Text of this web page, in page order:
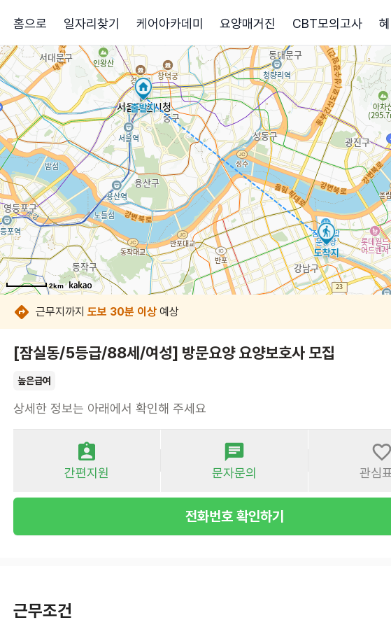
홈으로 일자리찾기 케어아카데미 요양매거진 CBT모의고사
2km
2km
2km
2km
2km
2km
2km
근무지까지 도보 30분 이상 예상
[잠실동/5등급/88세/여성] 방문요양 요양보호사 모집
높은급여
상세한 정보는 아래에서 확인해 주세요
간편지원 문자문의 관심
전화번호 확인하기
근무조건